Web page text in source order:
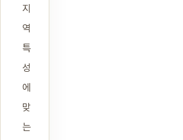
지
역
특
성
에
맞
는